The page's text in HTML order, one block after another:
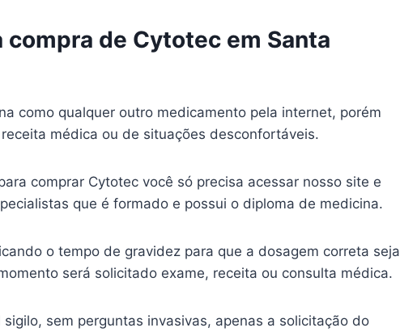
compra de Cytotec em Santa
como qualquer outro medicamento pela internet, porém
médica ou de situações desconfortáveis.
comprar Cytotec você só precisa acessar nosso site e
que é formado e possui o diploma de medicina.
o tempo de gravidez para que a dosagem correta seja
será solicitado exame, receita ou consulta médica.
sem perguntas invasivas, apenas a solicitação do